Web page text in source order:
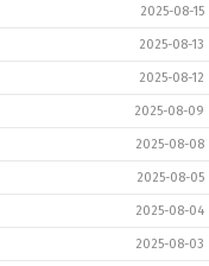
2025-08-15
2025-08-13
2025-08-12
2025-08-09
2025-08-08
2025-08-05
2025-08-04
2025-08-03